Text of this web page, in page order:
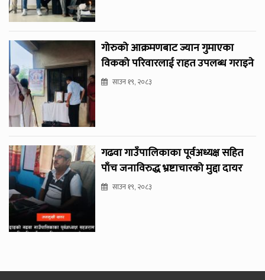
गोरुको आक्रमणबाट ज्यान गुमाएका
विकको परिवारलाई राहत उपलब्ध गराइने
साउन १९, २०८३
गढवा गाउँपालिकाका पूर्वअध्यक्ष सहित
पाँच जनाविरुद्ध भ्रष्टाचारको मुद्दा दायर
साउन १९, २०८३